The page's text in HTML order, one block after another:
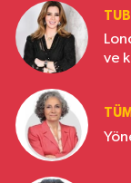
ve